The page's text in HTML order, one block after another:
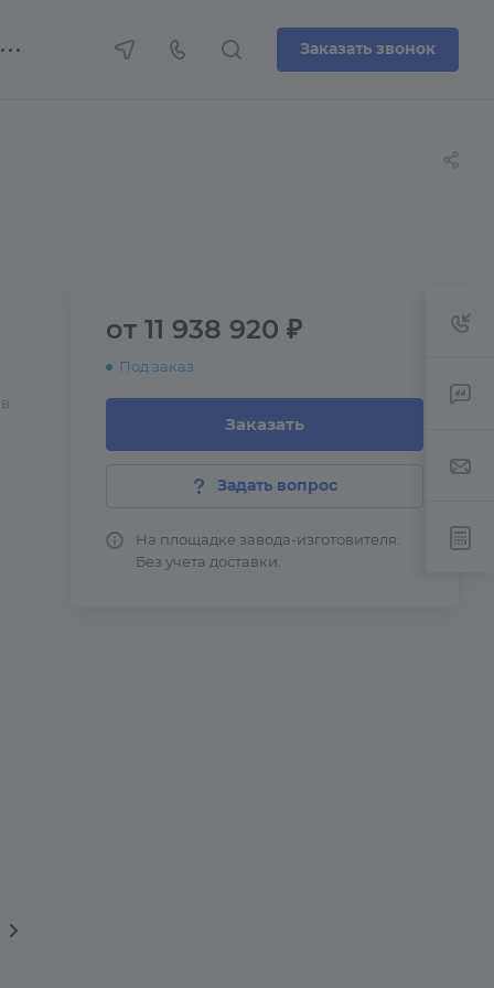
Заказать звонок
от 11 938 920 ₽
Под заказ
Заказать
Задать вопрос
На площадке завода-изготовителя.
Без учета доставки.